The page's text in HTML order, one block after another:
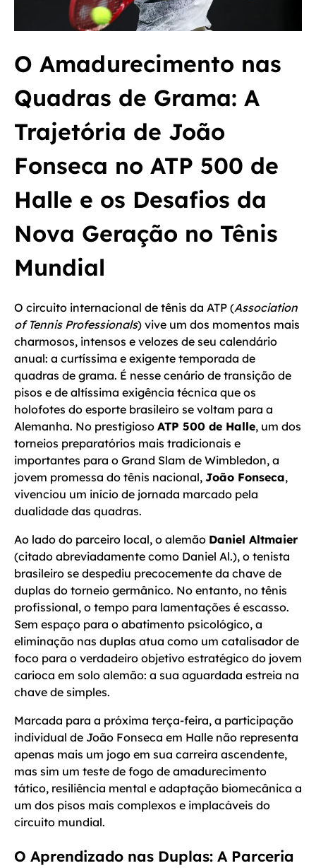
O Amadurecimento nas
Quadras de Grama: A
Trajetória de João
Fonseca no ATP 500 de
Halle e os Desafios da
Nova Geração no Tênis
Mundial
O circuito internacional de tênis da ATP (Association
of Tennis Professionals) vive um dos momentos mais
charmosos, intensos e velozes de seu calendário
anual: a curtíssima e exigente temporada de
quadras de grama. É nesse cenário de transição de
pisos e de altíssima exigência técnica que os
holofotes do esporte brasileiro se voltam para a
Alemanha. No prestigioso ATP 500 de Halle, um dos
torneios preparatórios mais tradicionais e
importantes para o Grand Slam de Wimbledon, a
jovem promessa do tênis nacional, João Fonseca,
vivenciou um início de jornada marcado pela
dualidade das quadras.
Ao lado do parceiro local, o alemão Daniel Altmaier
(citado abreviadamente como Daniel Al.), o tenista
brasileiro se despediu precocemente da chave de
duplas do torneio germânico. No entanto, no tênis
profissional, o tempo para lamentações é escasso.
Sem espaço para o abatimento psicológico, a
eliminação nas duplas atua como um catalisador de
foco para o verdadeiro objetivo estratégico do jovem
carioca em solo alemão: a sua aguardada estreia na
chave de simples.
Marcada para a próxima terça-feira, a participação
individual de João Fonseca em Halle não representa
apenas mais um jogo em sua carreira ascendente,
mas sim um teste de fogo de amadurecimento
tático, resiliência mental e adaptação biomecânica a
um dos pisos mais complexos e implacáveis do
circuito mundial.
O Aprendizado nas Duplas: A Parceria